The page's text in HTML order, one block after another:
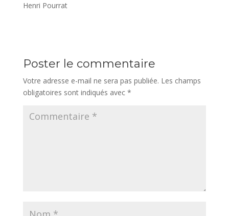
Henri Pourrat
Poster le commentaire
Votre adresse e-mail ne sera pas publiée. Les champs
obligatoires sont indiqués avec *